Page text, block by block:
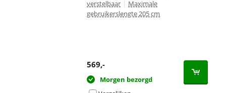
verstelbaar | Maximale
gebruikerslengte 205 cm
569,-
Morgen bezorgd